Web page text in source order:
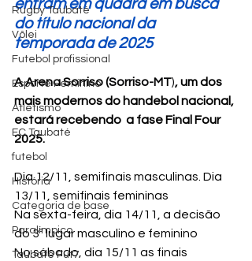
Rugby Taubaté
Vôlei
Futebol profissional
Esporte Feminino
Atletismo
EC Taubaté
futebol
História
Categoria de base
Paralímpico
Taubaté Fut7
entram em quadra em busca
do título nacional da
temporada de 2025
A Arena Sorriso (Sorriso-MT), um dos
mais modernos do handebol nacional,
estará recebendo  a fase Final Four
2025.
Dia 12/11, semifinais masculinas. Dia
13/11, semifinais femininas
Na sexta-feira, dia 14/11, a decisão
do 3º lugar masculino e feminino
No sábado, dia 15/11 as finais